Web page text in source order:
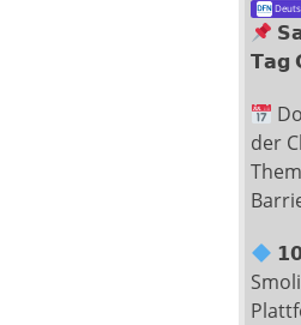
𝗧𝗮𝗴
der